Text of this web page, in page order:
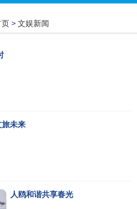
页 > 文娱新闻
旅未来
人鸥和谐共享春光